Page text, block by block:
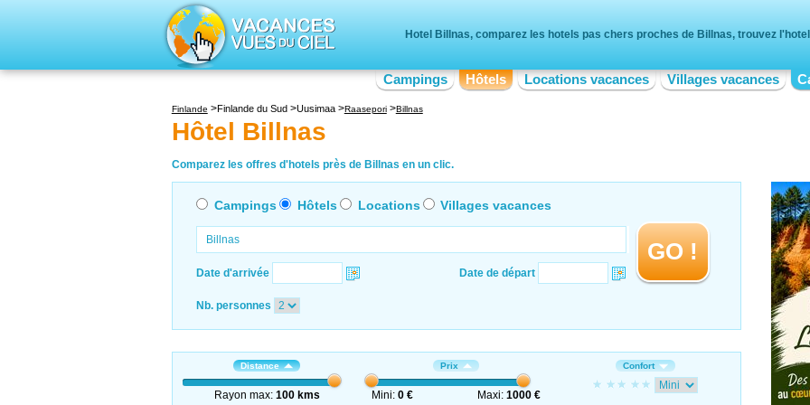
Hotel Billnas, comparez les hotels pas chers proches de Billnas, trouvez
Campings Hôtels Locations vacances Villages vacances
Finlande Finlande du Sud Uusimaa Raasepori Billnas
Hôtel Billnas
Comparez les offres d'hotels près de Billnas en un clic.
Campings Hôtels Locations Villages vacances
Date d'arrivée Date de départ
GO !
Nb. personnes
Distance
Rayon max: 100 kms
Prix
Mini:0 € Maxi: 1000 €
Confort